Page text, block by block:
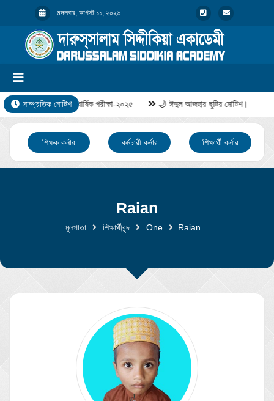
মঙ্গলবার, আগস্ট ১১, ২০২৬
সাম্প্রতিক নোটিশ বার্ষিক পরীক্ষা-২০২৫ 🌙 ঈদুল আজহার ছুটির নোটিশ।
শিক্ষক কর্নার কর্মচারী কর্নার শিক্ষার্থী কর্নার
Raian
মুলপাতা শিক্ষার্থীবৃন্দ One Raian